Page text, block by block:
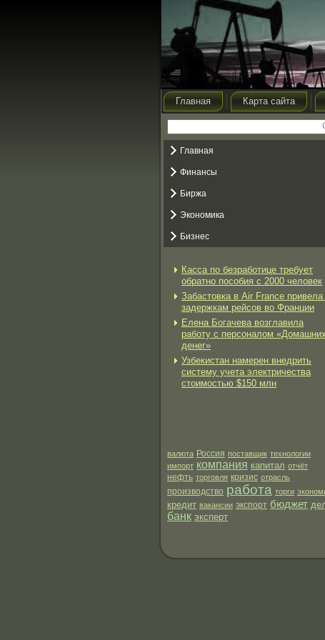
Главная Карта сайта
Главная
Финансы
Биржа
Экономика
Бизнес
Касса по безработице требует
обратно пособия с 2000 человек
Забастовка в Air France привела
задержкам рейсов во Франции
Елена Богачева возглавила
работу с персоналом «Домашних
денег»
Узбекистан намерен внедрить
систему учета электричества
стоимостью $150 млн
валюта Россия поставщик технологии
импорт компания капитал отчёт
нефть торговля кризис отрасль
производство работа торги
кредит вакансии экспорт бюджет
банк эксперт